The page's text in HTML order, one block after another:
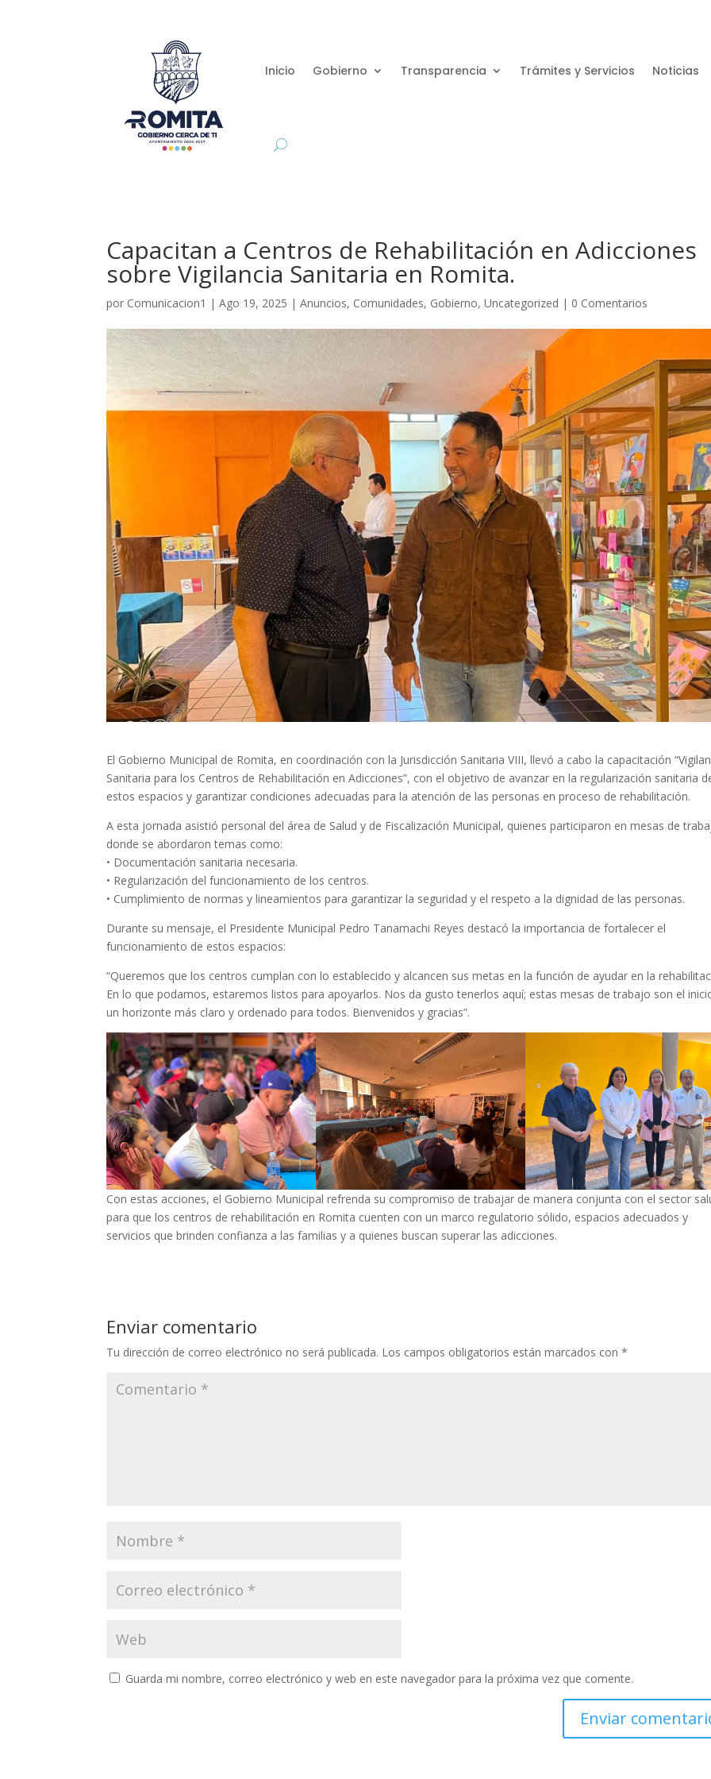
Inicio Gobierno Transparencia Trámites y Servicios Noticias
Capacitan a Centros de Rehabilitación en Adicciones
sobre Vigilancia Sanitaria en Romita.
por Comunicacion1 |Ago 19, 2025 |Anuncios, Comunidades, Gobierno,Uncategorized | 0 Comentarios
El Gobierno Municipal de Romita, en coordinación con la Jurisdicción Sanitaria VIII, llevó a cabo la capacitación
Sanitaria para los Centros de Rehabilitación en Adicciones”, con el objetivo de avanzar en la regularización sanitaria
estos espacios y garantizar condiciones adecuadas para la atención de las personas en proceso de rehabilitación.
A esta jornada asistió personal del área de Salud y de Fiscalización Municipal, quienes participaron en mesas de
donde se abordaron temas como:
• Documentación sanitaria necesaria.
• Regularización del funcionamiento de los centros.
• Cumplimiento de normas y lineamientos para garantizar la seguridad y el respeto a la dignidad de las personas.
Durante su mensaje, el Presidente Municipal Pedro Tanamachi Reyes destacó la importancia de fortalecer el
funcionamiento de estos espacios:
“Queremos que los centros cumplan con lo establecido y alcancen sus metas en la función de ayudar en la
En lo que podamos, estaremos listos para apoyarlos. Nos da gusto tenerlos aquí; estas mesas de trabajo son el
un horizonte más claro y ordenado para todos. Bienvenidos y gracias”.
Con estas acciones, el Gobierno Municipal refrenda su compromiso de trabajar de manera conjunta con el sector
para que los centros de rehabilitación en Romita cuenten con un marco regulatorio sólido, espacios adecuados y
servicios que brinden confianza a las familias y a quienes buscan superar las adicciones.
Enviar comentario
Tu dirección de correo electrónico no será publicada. Los campos obligatorios están marcados con*
Guarda mi nombre, correo electrónico y web en este navegador para la próxima vez que comente.